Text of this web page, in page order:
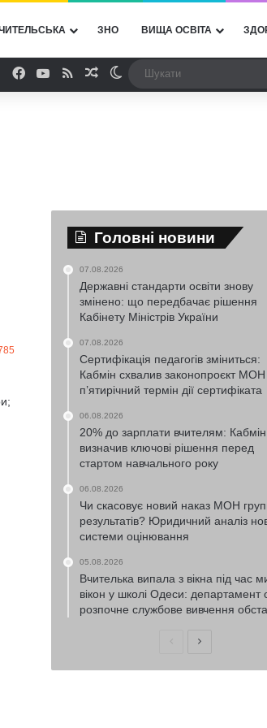
ЗНО ВИЩА ОСВІТА
Facebook
YouTube
RSSВипадкова стаття
Switch skin
Головні новини
07.08.2026
Державні стандарти освіти знову
змінено: що передбачає рішення
Кабінету Міністрів України
07.08.2026
Сертифікація педагогів зміниться:
Кабмін схвалив законопроєкт
п’ятирічний термін дії сертифіката
06.08.2026
20% до зарплати вчителям: Кабмін
визначив ключові рішення перед
стартом навчального року
06.08.2026
Чи скасовує новий наказ МОН
результатів? Юридичний аналіз
системи оцінювання
05.08.2026
Вчителька випала з вікна під час
вікон у школі Одеси: департамент
розпочне службове вивчення
ПопередняНаступна